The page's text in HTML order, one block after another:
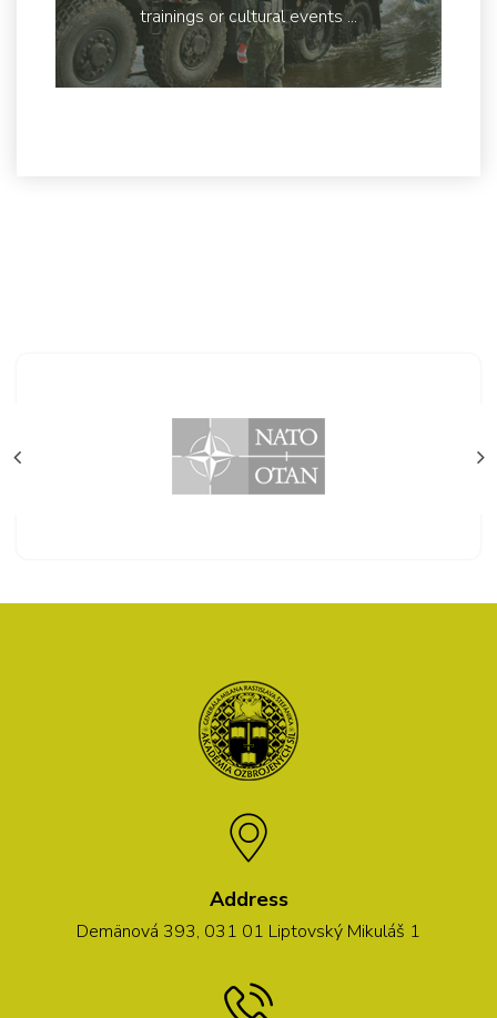
trainings or cultural events ...
Address
Demänová 393, 031 01 Liptovský Mikuláš 1